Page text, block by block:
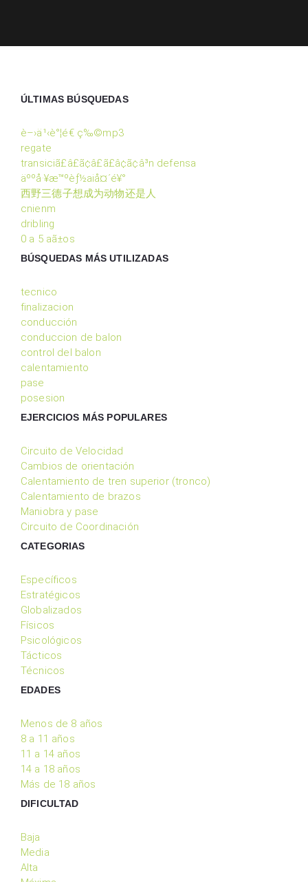
ÚLTIMAS BÚSQUEDAS
è–›ä¹‹è°¦é€ ç‰©mp3
regate
transiciã£â£ã¢â£ã£â¢ã¢â³n defensa
äººå·¥æ™ºèƒ½aiå¤´é¥°
西野三德子想成为动物还是人
cnienm
dribling
0 a 5 aã±os
BÚSQUEDAS MÁS UTILIZADAS
tecnico
finalizacion
conducción
conduccion de balon
control del balon
calentamiento
pase
posesion
EJERCICIOS MÁS POPULARES
Circuito de Velocidad
Cambios de orientación
Calentamiento de tren superior (tronco)
Calentamiento de brazos
Maniobra y pase
Circuito de Coordinación
CATEGORIAS
Específicos
Estratégicos
Globalizados
Físicos
Psicológicos
Tácticos
Técnicos
EDADES
Menos de 8 años
8 a 11 años
11 a 14 años
14 a 18 años
Más de 18 años
DIFICULTAD
Baja
Media
Alta